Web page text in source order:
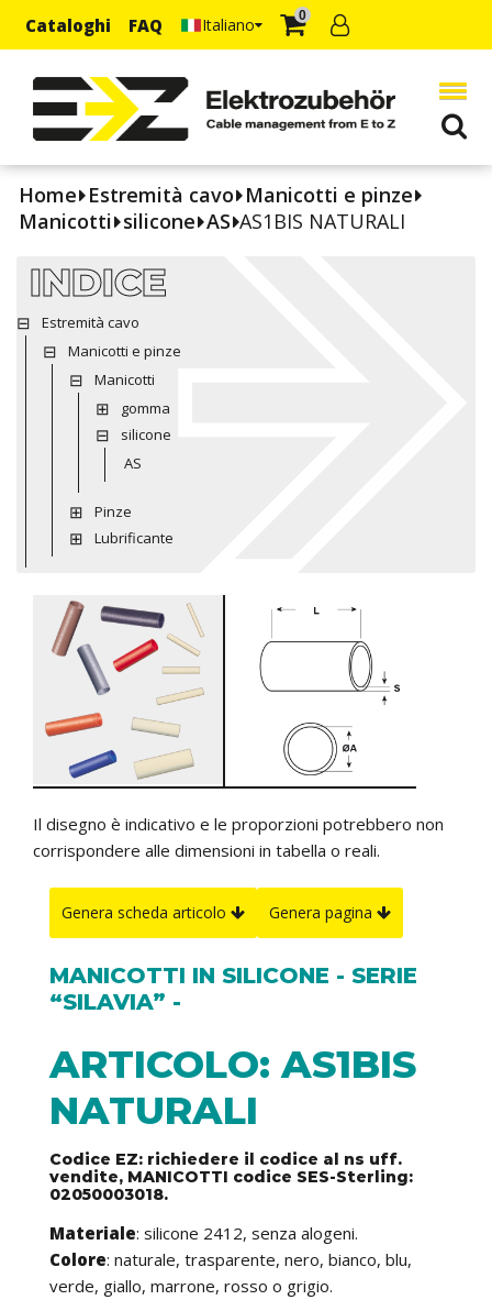
Cataloghi FAQ Italiano 0
Home Estremità cavo Manicotti e pinze
Manicotti silicone AS AS1BIS NATURALI
INDICE
Estremità cavo
Manicotti e pinze
Manicotti
gomma
silicone
AS
Pinze
Lubrificante
Il disegno è indicativo e le proporzioni potrebbero non
corrispondere alle dimensioni in tabella o reali.
Genera scheda articolo Genera pagina
MANICOTTI IN SILICONE - SERIE
“SILAVIA” -
ARTICOLO: AS1BIS
NATURALI
Codice EZ: richiedere il codice al ns uff.
vendite, MANICOTTI codice SES-Sterling:
02050003018.
Materiale: silicone 2412, senza alogeni.
Colore: naturale, trasparente, nero, bianco, blu,
verde, giallo, marrone, rosso o grigio.